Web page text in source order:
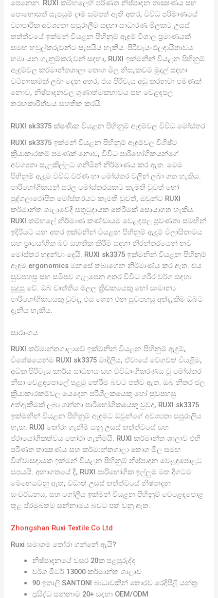
පෙනෙන. RUXI කම්හලෙහි පරිණත නිෂ්පාදන තාක්‍ෂණය සහ
පොහොසත් සැපයුම් දාම සම්පත් ඇති අතර, විවිධ පරිමාණයේ
ව්‍යාපාරික අවශ්‍යතා සපුරාලීම සඳහා සාධාරණ මිලකට උසස්
තත්ත්වයේ ඉක්මන් වියළන පිහිනුම් ඇඳුම් විශාල ප්‍රමාණයක්
සමඟ හවුල්කරුවන්ට සැපයිය හැකිය. පිරිවැය-ඵලදායීතාවය
හඹා යන ගැනුම්කරුවන් සඳහා, RUXI ඉක්මනින් වියළන පිහිනුම්
ඇඳුම්වල කර්මාන්තශාලා තොග මිල නිසැකවම මුදල් සඳහා
වටිනාකමක් ලබා දෙන අතර, එය පිරිවැය අඩු කරනවා පමණක්
නොව, නිෂ්පාදනවල ගුණාත්මකභාවය සහ වෙළඳපල
තරඟකාරිත්වය සහතික කරයි.
RUXI sk3375 ක්ෂණික වියළන පිහිනුම් ඇඳුම්වල විවිධ මෝස්තර
RUXI sk3375 ඉක්මන් වියළන පිහිනුම් ඇඳුම්වල විශිෂ්ට
ක්‍රියාකාරකම් පමණක් නොව, විවිධ පාරිභෝගිකයන්ගේ
අවශ්‍යතා සැලකිල්ලට ගනිමින් නිර්මාණය කර ඇත. මෙම
පිහිනුම් ඇඳුම විවිධ වර්ණ හා මෝස්තර වලින් ලබා ගත හැකිය.
පාරිභෝගිකයන් සරල මෝස්තරයකට කැමති වුවත් හෝ
පුද්ගලාරෝපිත මෝස්තරයට කැමති වුවත්, ඔවුන්ට RUXI
කර්මාන්ත ශාලාවේදී සතුටුදායක තේරීමක් සොයාගත හැකිය.
RUXI කම්හලේ නිර්මාණ කණ්ඩායම වෙළඳපල ප්‍රවණතා සමඟින්
ඉදිරියට යන අතර ඉක්මනින් වියළන පිහිනුම් ඇඳුම් විලාසිතාමය
සහ ප්‍රායෝගික බව සහතික කිරීම සඳහා නිරන්තරයෙන් නව
මෝස්තර හඳුන්වා දෙයි. RUXI sk3375 ඉක්මනින් වියළන පිහිනුම්
ඇඳුම ergonomics මනසේ තබාගෙන නිර්මාණය කර ඇත. එය
සුවපහසු සහ සමීපව ගැලපෙන අතර විවිධ ශරීර වර්ග සඳහා
සුදුසු වේ. ඔබ වෘත්තීය මලල ක්‍රීඩකයෙකු හෝ සාමාන්‍ය
පාරිභෝගිකයෙකු වුවද, එය ගෙන එන සුවපහසු අත්දැකීම ඔබට
දැනිය හැකිය.
සාරාංශය
RUXI කර්මාන්තශාලාවේ ඉක්මනින් වියළන පිහිනුම් ඇඳුම්,
විශේෂයෙන්ම RUXI sk3375 මාදිලිය, ඒවායේ වේගවත් වියළීම,
අධික පිරිවැය කාර්ය සාධනය සහ විවිධාංගීකරණය වූ මෝස්තර
නිසා වෙළඳපොලේ පළමු තේරීම බවට පත්ව ඇත. ඔබ නිතර ජල
ක්‍රියාකාරකම්වල යෙදෙන පරිශීලකයෙකු හෝ සුවපහසු
අත්දැකීමක් ලබා ගන්නා පාරිභෝගිකයෙකු වුවද, RUXI sk3375
ඉක්මනින් වියළන පිහිනුම් ඇඳුමට ඔවුන්ගේ අවශ්‍යතා සපුරාලිය
හැක. RUXI තෝරා ගැනීම යනු උසස් තත්ත්වයේ සහ
ප්රායෝගිකත්වය තෝරා ගැනීමයි. RUXI කර්මාන්ත ශාලාව එහි
පරිණත තාක්‍ෂණය සහ කර්මාන්තශාලා තොග මිල සමඟ
විශ්වාසදායක ඉක්මන් වියළන පිහිනුම් නිෂ්පාදන වෙළඳපොළට
සපයයි. අනාගතයේ දී, RUXI පාරිභෝගික ඉල්ලුම මත දිගටම
මෙහෙයවනු ඇත, වඩාත් උසස් තත්ත්වයේ නිෂ්පාදන
සංවර්ධනය, සහ ගෝලීය ඉක්මන් වියළන පිහිනුම් වෙළෙඳපොළ
තුළ ප්රමුඛතම සන්නාමය බවට පත් වනු ඇත.
Zhongshan Ruxi Textile Co Ltd
Ruxi සමාගම තෝරා ගන්නේ ඇයි?
නිෂ්පාදනයේ වසර 20ක පළපුරුද්ද
වර්ග මීටර් 13000 කර්මාන්ත ශාලාව
90 ඉතාලි SANTONI බාධාවකින් තොරව රෙදිපිළි යන්ත්‍ර
ප්‍රසිද්ධ සන්නාම 20+ සඳහා OEM/ODM